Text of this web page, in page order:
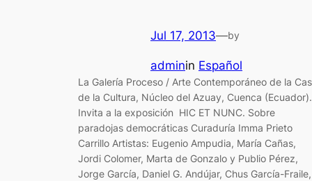
Jul 17, 2013—by
adminin Español
La Galería Proceso / Arte Contemporáneo de la
de la Cultura, Núcleo del Azuay, Cuenca (Ecuador).
Invita a la exposición HIC ET NUNC. Sobre
paradojas democráticas Curaduría Imma Prieto
Carrillo Artistas: Eugenio Ampudia, María Cañas,
Jordi Colomer, Marta de Gonzalo y Publio Pérez,
Jorge García, Daniel G. Andújar, Chus García-Fraile,